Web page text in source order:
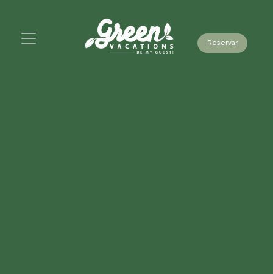
Reservar